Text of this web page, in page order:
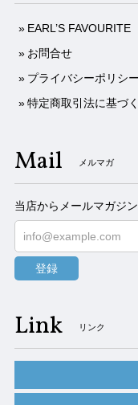
EARL’S
お問合せ
プライバシーポリシー
特定商取引法に基づ
Mail メルマガ
当店からメールマガジ
登録
Link リンク